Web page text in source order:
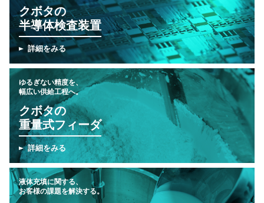
クボタの
半導体検査装置
詳細をみる
ゆるぎない精度を、
幅広い供給工程へ。
クボタの
重量式フィーダ
詳細をみる
液体充填に関する、
お客様の課題を解決する。